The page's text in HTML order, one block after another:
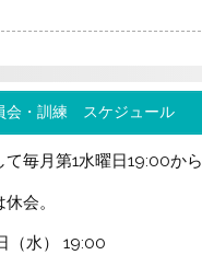
会・訓練 スケジュール
毎月第1水曜日19:00から
会。
（水） 19:00